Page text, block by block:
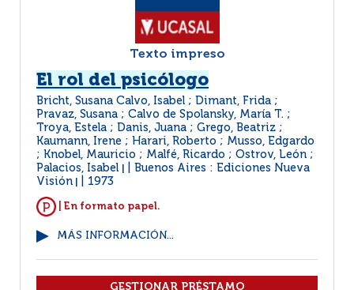
Texto impreso
El rol del psicólogo
Bricht, Susana Calvo, Isabel ; Dimant, Frida ;
Pravaz, Susana ; Calvo de Spolansky, María T. ;
Troya, Estela ; Danis, Juana ; Grego, Beatriz ;
Kaumann, Irene ; Harari, Roberto ; Musso, Edgardo
; Knobel, Mauricio ; Malfé, Ricardo ; Ostrov, León ;
Palacios, Isabel
Buenos Aires : Ediciones Nueva
Visión
1973
| En formato papel.
MÁS INFORMACIÓN...